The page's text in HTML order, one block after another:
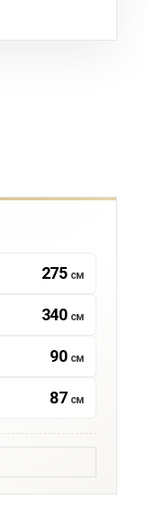
275 см
340 см
90 см
87 см